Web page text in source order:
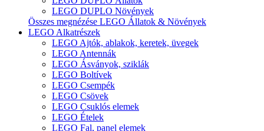
LEGO DUPLO Növények
Összes megnézése LEGO Állatok & Növények
LEGO Alkatrészek
LEGO Ajtók, ablakok, keretek, üvegek
LEGO Antennák
LEGO Ásványok, sziklák
LEGO Boltívek
LEGO Csempék
LEGO Csövek
LEGO Csuklós elemek
LEGO Ételek
LEGO Fal, panel elemek